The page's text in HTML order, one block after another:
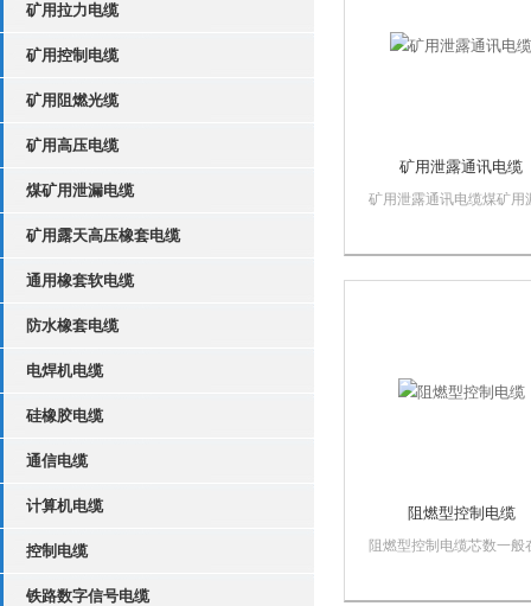
矿用拉力电缆
矿用控制电缆
矿用阻燃光缆
矿用高压电缆
煤矿用泄漏电缆
矿用露天高压橡套电缆
通用橡套软电缆
防水橡套电缆
电焊机电缆
硅橡胶电缆
通信电缆
计算机电缆
控制电缆
铁路数字信号电缆
矿用泄露通讯电缆
矿用泄露通讯电缆煤矿用
阻燃型控制电缆
阻燃型控制电缆芯数一般